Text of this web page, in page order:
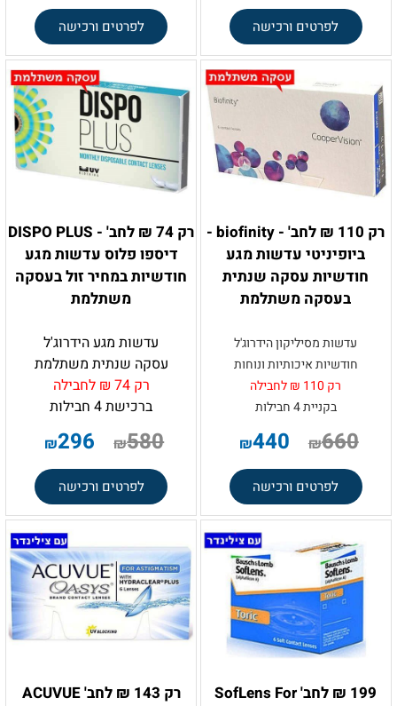
לפרטים ורכישה לפרטים ורכישה
רק 110 ₪ לחב' - biofinity -
ביופיניטי עדשות מגע
חודשיות עסקה שנתית
בעסקה משתלמת
עדשות מסיליקון הידרוג'ל
חודשיות איכותיות ונוחות
רק 110 ₪ לחבילה
בקניית 4 חבילות
₪660
₪440
לפרטים ורכישה
רק 74 ₪ לחב' - DISPO PLUS
דיספו פלוס עדשות מגע
חודשיות במחיר זול בעסקה
משתלמת
עדשות מגע הידרוג'ל
עסקה שנתית משתלמת
רק 74 ₪
לחבילה
ברכישת 4 חבילות
₪580
₪296
לפרטים ורכישה
199 ₪ לחב' SofLens For
רק 143 ₪ לחב' ACUVUE